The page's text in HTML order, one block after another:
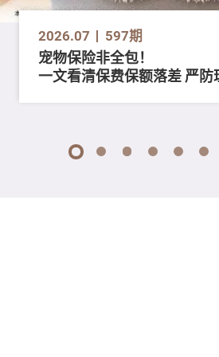
2026.07 597期
宠物保险非全包！
一文看清保费保额落差 严
1 2 3 4 5 6